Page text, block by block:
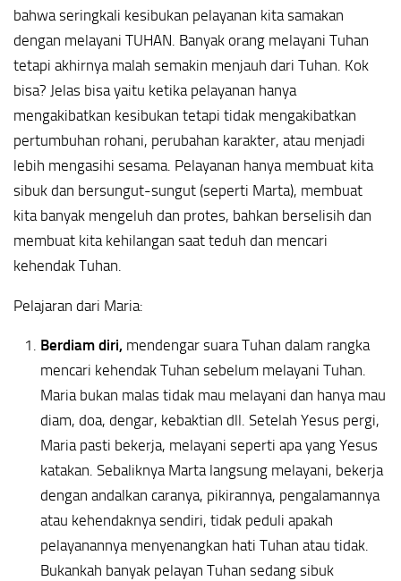
bahwa seringkali kesibukan pelayanan kita samakan
dengan melayani TUHAN. Banyak orang melayani Tuhan
tetapi akhirnya malah semakin menjauh dari Tuhan. Kok
bisa? Jelas bisa yaitu ketika pelayanan hanya
mengakibatkan kesibukan tetapi tidak mengakibatkan
pertumbuhan rohani, perubahan karakter, atau menjadi
lebih mengasihi sesama. Pelayanan hanya membuat kita
sibuk dan bersungut-sungut (seperti Marta), membuat
kita banyak mengeluh dan protes, bahkan berselisih dan
membuat kita kehilangan saat teduh dan mencari
kehendak Tuhan.
Pelajaran dari Maria:
Berdiam diri, mendengar suara Tuhan dalam rangka
mencari kehendak Tuhan sebelum melayani Tuhan.
Maria bukan malas tidak mau melayani dan hanya mau
diam, doa, dengar, kebaktian dll. Setelah Yesus pergi,
Maria pasti bekerja, melayani seperti apa yang Yesus
katakan. Sebaliknya Marta langsung melayani, bekerja
dengan andalkan caranya, pikirannya, pengalamannya
atau kehendaknya sendiri, tidak peduli apakah
pelayanannya menyenangkan hati Tuhan atau tidak.
Bukankah banyak pelayan Tuhan sedang sibuk